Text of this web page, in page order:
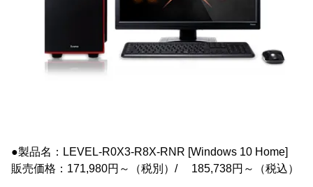
●製品名：LEVEL-R0X3-R8X-RNR [Windows 10 Home]
販売価格：171,980円～（税別）/ 185,738円～（税込）